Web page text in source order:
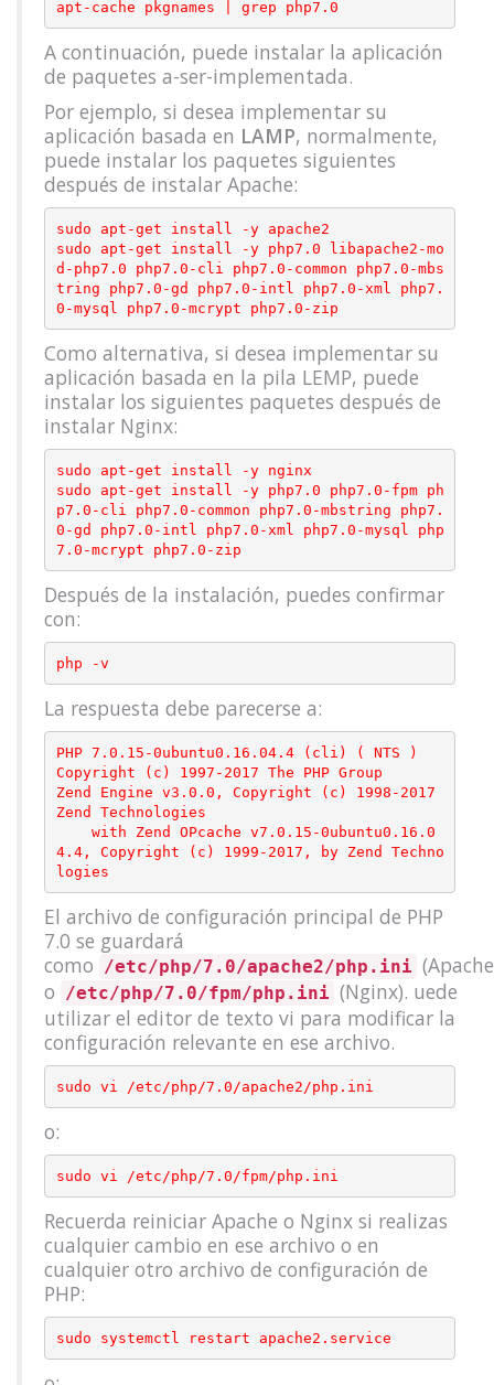
A continuación, puede instalar la aplicación
de paquetes a-ser-implementada.
Por ejemplo, si desea implementar su
aplicación basada en LAMP, normalmente,
puede instalar los paquetes siguientes
después de instalar Apache:
sudo apt-get install -y apache2
sudo apt-get install -y php7.0 libapache2-mo
d-php7.0 php7.0-cli php7.0-common php7.0-mbs
tring php7.0-gd php7.0-intl php7.0-xml php7.
Como alternativa, si desea implementar su
aplicación basada en la pila LEMP, puede
instalar los siguientes paquetes después de
instalar Nginx:
sudo apt-get install -y nginx
sudo apt-get install -y php7.0 php7.0-fpm ph
p7.0-cli php7.0-common php7.0-mbstring php7.
0-gd php7.0-intl php7.0-xml php7.0-mysql php
Después de la instalación, puedes confirmar
con:
La respuesta debe parecerse a:
PHP 7.0.15-0ubuntu0.16.04.4 (cli) ( NTS )
Copyright (c) 1997-2017 The PHP Group
Zend Engine v3.0.0, Copyright (c) 1998-2017
Zend Technologies
4.4, Copyright (c) 1999-2017, by Zend Techno
El archivo de configuración principal de PHP
7.0 se guardará
como /etc/php/7.0/apache2/php.ini
o /etc/php/7.0/fpm/php.ini (Nginx). uede
utilizar el editor de texto vi para modificar la
configuración relevante en ese archivo.
o:
Recuerda reiniciar Apache o Nginx si realizas
cualquier cambio en ese archivo o en
cualquier otro archivo de configuración de
PHP: